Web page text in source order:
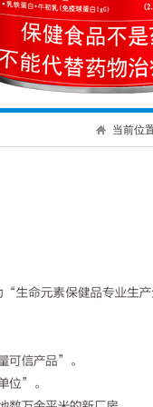
当前位